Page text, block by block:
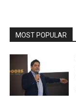
MOST POPULAR